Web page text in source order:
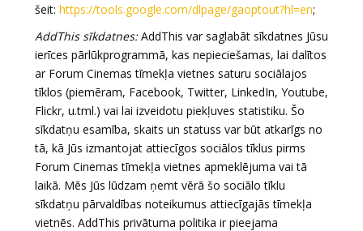
šeit: https://tools.google.com/dlpage/gaoptout?hl=en;
AddThis sīkdatnes:AddThis var saglabāt sīkdatnes Jūsu
ierīces pārlūkprogrammā, kas nepieciešamas, lai dalītos
ar Forum Cinemas tīmekļa vietnes saturu sociālajos
tīklos (piemēram, Facebook, Twitter, LinkedIn, Youtube,
Flickr, u.tml.) vai lai izveidotu piekļuves statistiku. Šo
sīkdatņu esamība, skaits un statuss var būt atkarīgs no
tā, kā Jūs izmantojat attiecīgos sociālos tīklus pirms
Forum Cinemas tīmekļa vietnes apmeklējuma vai tā
laikā. Mēs Jūs lūdzam ņemt vērā šo sociālo tīklu
sīkdatņu pārvaldības noteikumus attiecīgajās tīmekļa
vietnēs. AddThis privātuma politika ir pieejama